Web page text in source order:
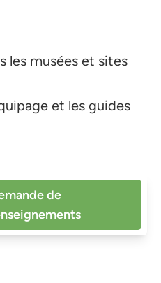
les musées et sites
et les guides
de